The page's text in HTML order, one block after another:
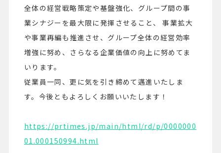
全体の経営戦略策定や基盤強化、グループ間の事
業シナジーを最大限に発揮させること、 事業拡大
や事業再編も推進させ、グループ全体の経営効率
増強に努め、さらなる企業価値の向上に努めてま
いります。
従業員一同、更に気を引き締めて邁進いたしま
す。今後ともよろしくお願いいたします！
https://prtimes.jp/main/html/rd/p/0000000
01.000150994.html